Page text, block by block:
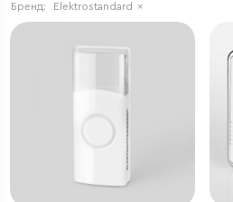
Бренд: Elektrostandard ×